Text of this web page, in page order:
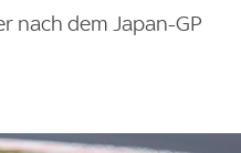
nach dem Japan-GP